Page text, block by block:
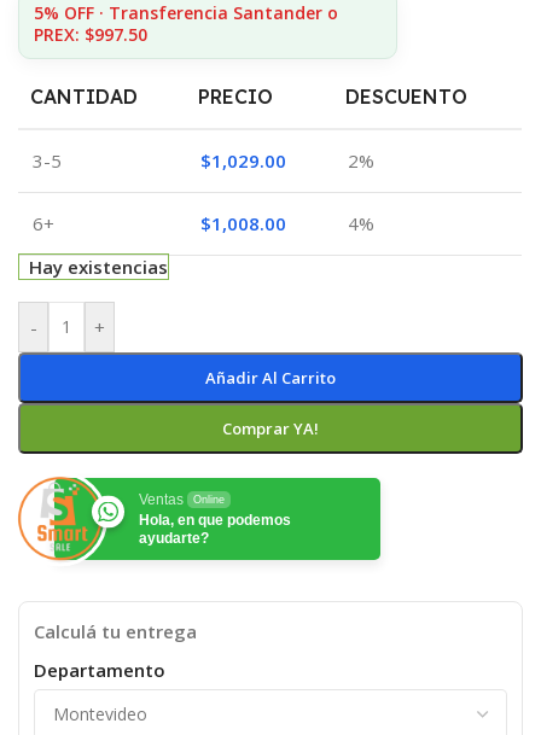
5% OFF · Transferencia Santander o
PREX: $997.50
CANTIDAD PRECIO DESCUENTO
3-5 $1,029.00 2%
6+ $1,008.00
4%
Hay existencias
- +
Añadir Al Carrito
Comprar YA!
Ventas Online
Hola, en que podemos
ayudarte?
Calculá tu entrega
Departamento